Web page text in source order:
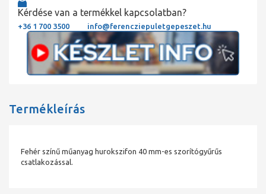
Kérdése van a termékkel kapcsolatban?
+36 1 700 3500 info@ferencziepuletgepeszet.hu
Termékleírás
Fehér színű műanyag hurokszifon 40 mm-es szorítógyűrűs
csatlakozással.